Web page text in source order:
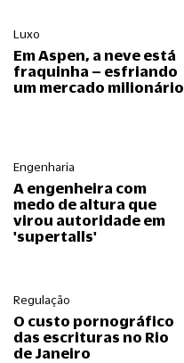
Luxo
Em Aspen, a neve está
fraquinha – esfriando
um mercado milionário
Engenharia
A engenheira com
medo de altura que
virou autoridade em
'supertalls'
Regulação
O custo pornográfico
das escrituras no Rio
de Janeiro